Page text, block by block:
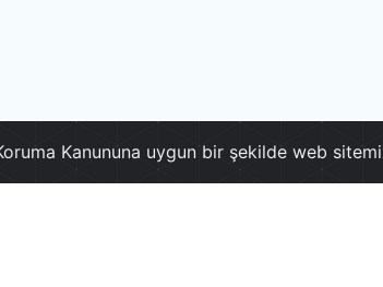
Kanununa uygun bir şekilde web